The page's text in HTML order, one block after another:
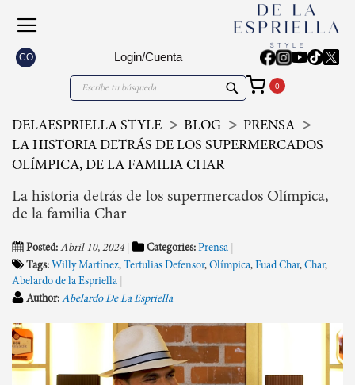
CO Login/Cuenta
Search
DELAESPRIELLA STYLE BLOG
PRENSA
LA HISTORIA DETRÁS DE LOS SUPERMERCADOS
OLÍMPICA, DE LA FAMILIA CHAR
La historia detrás de los supermercados Olímpica,
de la familia Char
Posted: Abril 10, 2024 Categories: Prensa
Tags: Willy Martínez, Tertulias Defensor, Olímpica, Fuad Char, Char,
Abelardo de la Espriella
Author: Abelardo De La Espriella